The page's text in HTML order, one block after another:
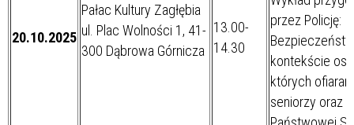
20.10.2025
Pałac Kultury Zagłębia
ul. Plac Wolności 1, 41-
300 Dąbrowa Górnicza
13.00-
14.30
przez Policję:
kontekście
których
seniorzy oraz